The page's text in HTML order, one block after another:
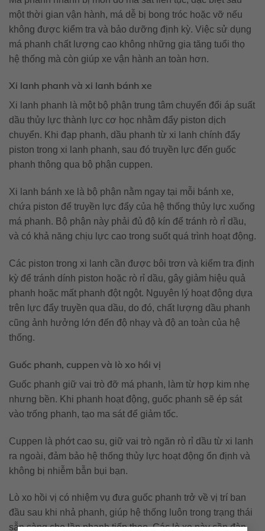
một thời gian vận hành, má dễ bị bong tróc hoặc vỡ nếu
không được kiểm tra và bảo dưỡng định kỳ. Việc sử dụng
má phanh chất lượng cao không những gia tăng tuổi thọ
hệ thống mà còn giúp xe vận hành an toàn hơn.
Xi lanh phanh và xi lanh bánh xe
Xi lanh phanh là một bộ phận trung tâm chuyển đổi áp suất
dầu thủy lực thành lực cơ học nhằm đẩy piston dịch
chuyển. Khi đạp phanh, dầu phanh từ xi lanh chính đẩy
piston trong xi lanh phanh, sau đó truyền lực đến guốc
phanh thông qua bộ phận cuppen.
Xi lanh bánh xe là bộ phận nằm ngay tại mỗi bánh xe,
chứa piston để truyền lực đẩy của hệ thống thủy lực xuống
má phanh. Bộ phận này phải đủ độ kín để tránh rò rỉ dầu,
và có khả năng chịu lực cao trong suốt quá trình hoạt động.
Các piston trong xi lanh cần được bôi trơn và kiểm tra định
kỳ để tránh dính piston hoặc rò rỉ dầu, gây giảm hiệu quả
phanh hoặc mất phanh đột ngột. Nguyên lý hoạt động dựa
trên lực đẩy truyền qua dầu, do đó, chất lượng dầu phanh
cũng ảnh hưởng lớn đến độ nhạy và độ an toàn của hệ
thống.
Guốc phanh, cuppen và lò xo hồi vị
Guốc phanh giữ vai trò đỡ má phanh, làm từ hợp kim nhẹ
nhưng bền. Khi phanh hoạt động, guốc phanh sẽ ép sát
vào trống phanh, tạo ma sát để giảm tốc.
Cuppen là phớt cao su, giữ vai trò ngăn rò rỉ dầu từ xi lanh
ra ngoài, đảm bảo hệ thống thủy lực hoạt động ổn định và
không bị nhiễm bẫn bụi bạn.
Lò xo hồi vị có nhiệm vụ đưa guốc phanh trở về vị trí ban
đầu sau khi nhả phanh, giúp hệ thống luôn trong trạng thái
sẵn sàng cho lần phanh tiếp theo. Các lò xo này cần đàn